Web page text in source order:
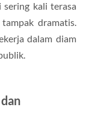
sering kali terasa
dramatis.
dalam diam